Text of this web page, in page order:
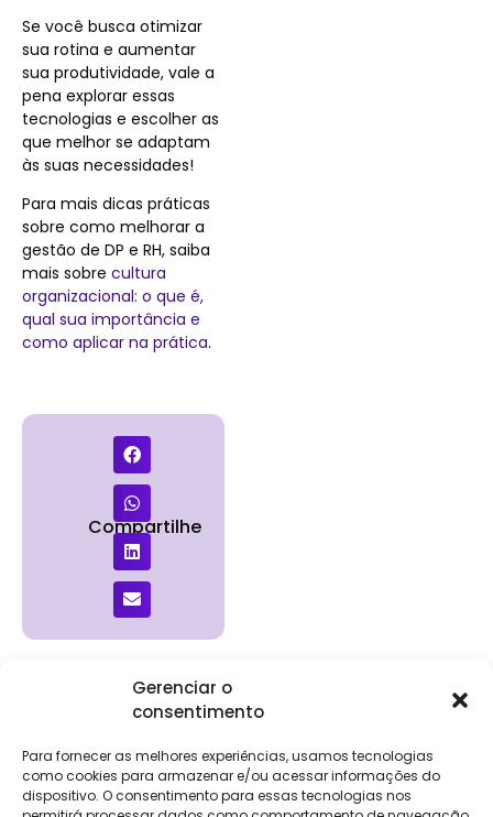
Gerenciar o
consentimento
Para fornecer as melhores experiências, usamos tecnologias
como cookies para armazenar e/ou acessar informações do
dispositivo. O consentimento para essas tecnologias nos
Se você busca otimizar
sua rotina e aumentar
sua produtividade, vale a
pena explorar essas
tecnologias e escolher as
que melhor se adaptam
às suas necessidades!
Para mais dicas práticas
sobre como melhorar a
gestão de DP e RH, saiba
mais sobre cultura
organizacional: o que é,
qual sua importância e
como aplicar na prática.
Compartilhe
Institucional
Trabalhe
Conosco
Clientes
Login
Eventos
Contábeis
Holos
NG Essence
Soluções
DP e RH
NG Folha